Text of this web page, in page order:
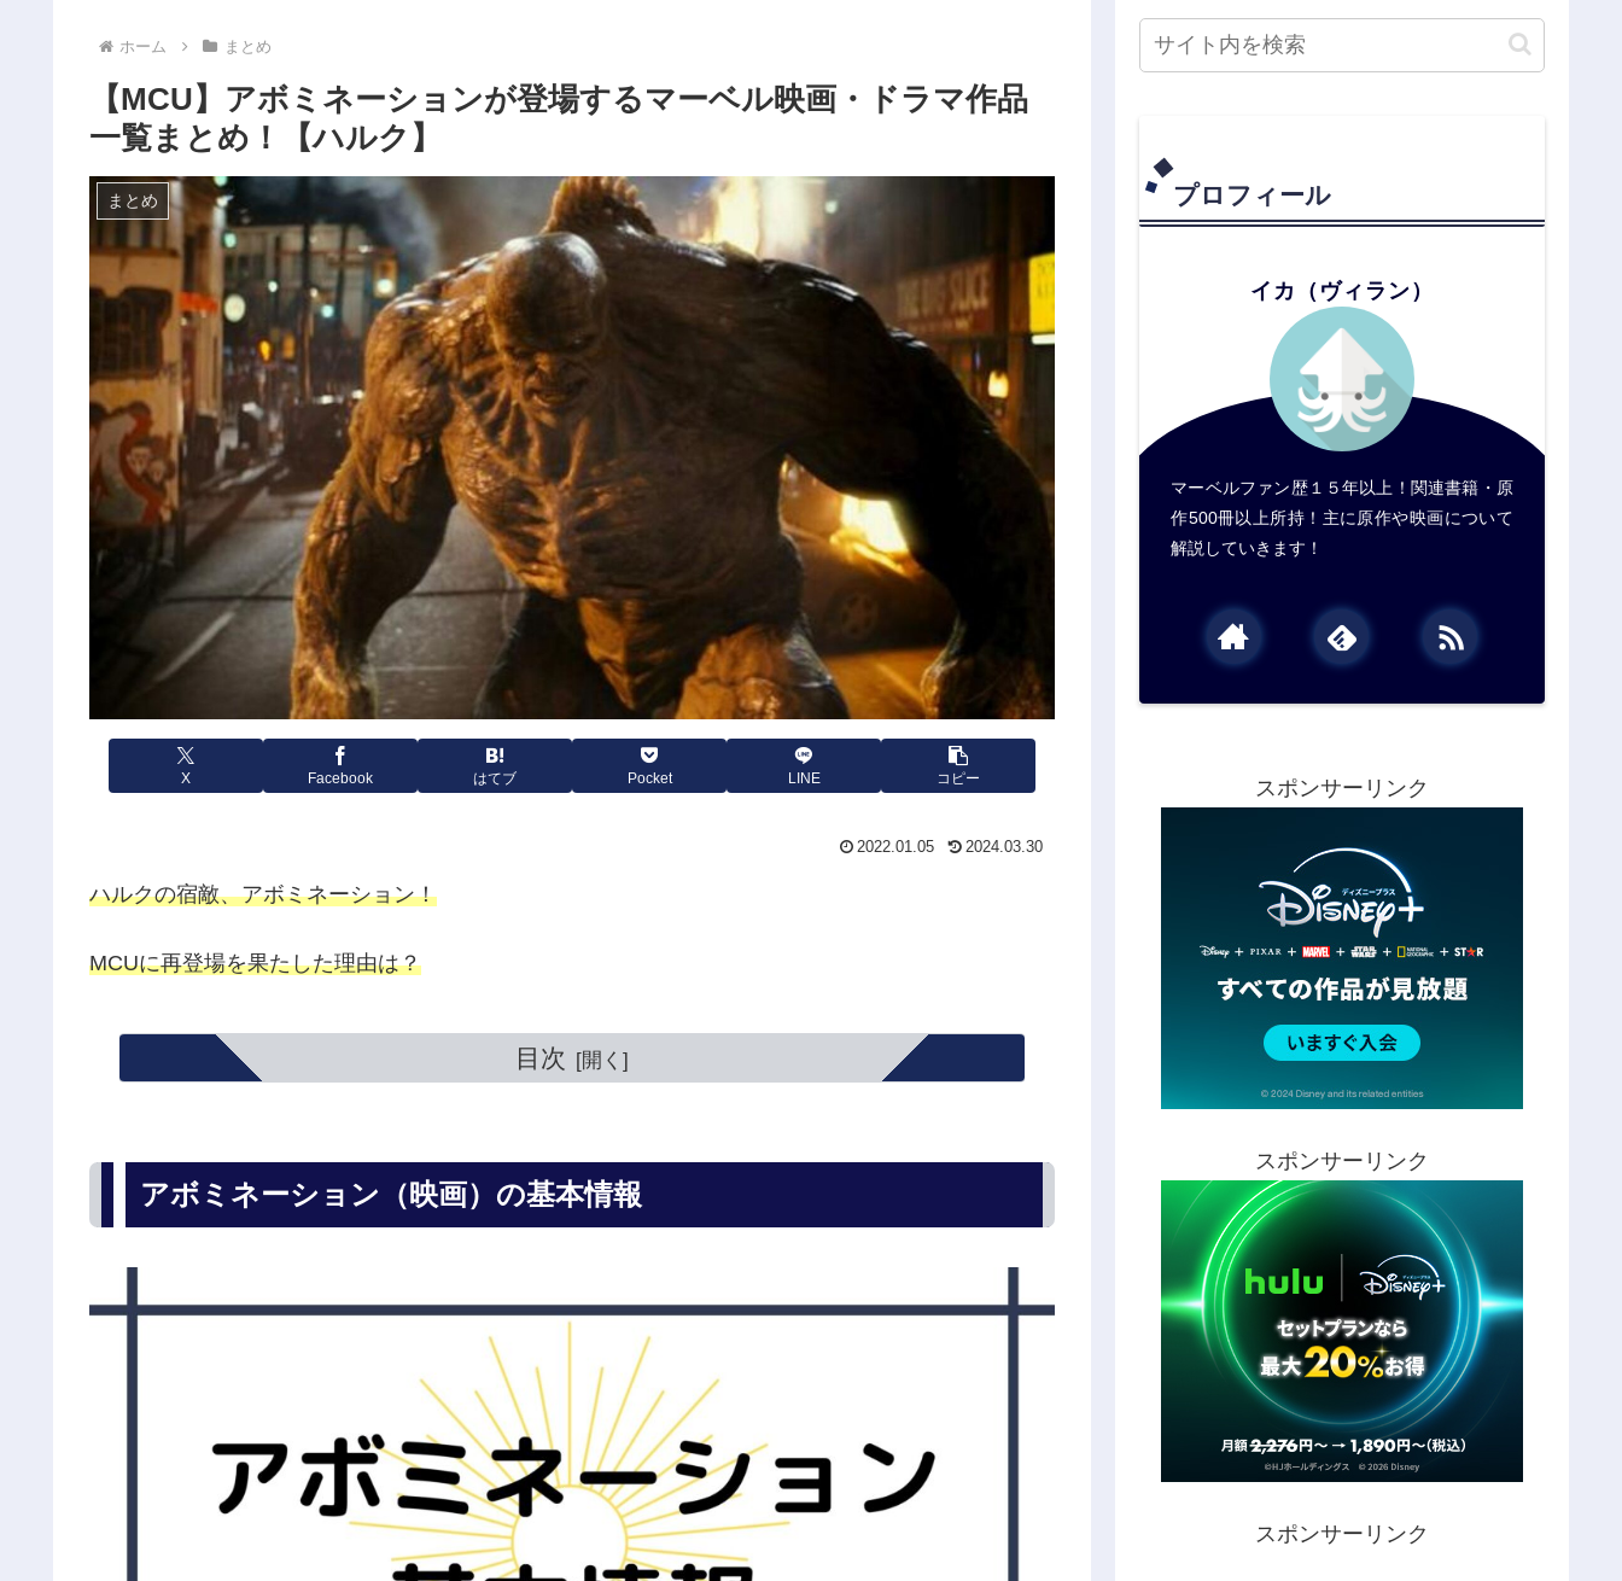
ホーム まとめ
【MCU】アボミネーションが登場するマーベル映画・ドラマ作品
一覧まとめ！【ハルク】
まとめ
X Facebook はてブ Pocket LINE コピー
2022.01.05 2024.03.30
ハルクの宿敵、アボミネーション！
MCUに再登場を果たした理由は？
目次
アボミネーション（映画）の基本情報
プロフィール
イカ（ヴィラン）
マーベルファン歴１５年以上！関連書籍・原
作500冊以上所持！主に原作や映画について
解説していきます！
スポンサーリンク
スポンサーリンク
スポンサーリンク